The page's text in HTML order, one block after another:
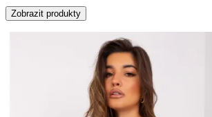
Zobrazit produkty